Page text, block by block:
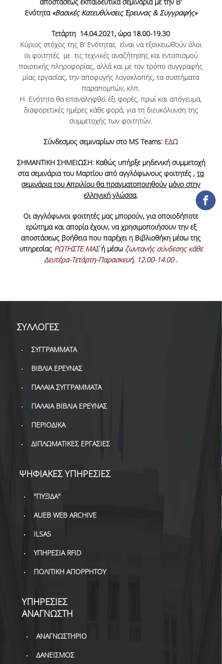
ΕΡΓΑ ΑΝΑΠΤΥΞΗΣ
ΣΥΛΛΟΓΕΣ
ΕΝΤΥΠΕΣ ΣΥΛΛΟΓΕΣ
ΨΗΦΙΑΚΕΣ ΠΗΓΕΣ
ΚΕΝΤΡΑ ΤΕΚΜΗΡΙΩΣΗΣ
Κ.Ε.Τ
ΟΟΣΑ
Π.Ο.Τ
ΥΠΗΡΕΣΙΕΣ
ΔΑΝΕΙΣΜΟΣ
ΔΙΑΔΑΝΕΙΣΜΟΣ
Ενότητα «Βασικές Κατευθύνσεις Έρευνας & Συγγραφής»
Τετάρτη 14.04.2021, ώρα 18.00-19.30
Κύριος στόχος της Β’ Ενότητας είναι να εξοικειωθούν όλοι
οι φοιτητές με τις τεχνικές αναζήτησης και εντοπισμού
ποιοτικής πληροφορίας, αλλά και με τον τρόπο συγγραφής
μίας εργασίας, την αποφυγής λογοκλοπής, τα συστήματα
παραπομπών, κλπ.
Η Ενότητα θα επαναληφθεί έξι φορές, πρωί και απόγευμα,
διαφορετικές ημέρες κάθε φορά, για τη διευκόλυνση της
συμμετοχής των φοιτητών.
Σύνδεσμος σεμιναρίων στο MS Teams: ΕΔΩ
ΣΗΜΑΝΤΙΚΗ ΣΗΜΕΙΩΣΗ: Καθώς υπήρξε μηδενική συμμετοχή
στα σεμινάρια του Μαρτίου από αγγλόφωνους φοιτητές ,τα
σεμινάρια του Απριλίου θα πραγματοποιηθούν μόνο στην
ελληνική γλώσσα.
Οι αγγλόφωνοι φοιτητές μας μπορούν, για οποιοδήποτε
ερώτημα και απορία έχουν, να χρησιμοποιήσουν την εξ
αποστάσεως βοήθεια που παρέχει η Βιβλιοθήκη μέσω της
υπηρεσίας ΡΩΤΗΣΤΕ ΜΑΣή μέσω ζωντανής σύνδεσης κάθε
Δευτέρα-Τετάρτη-Παρασκευή, 12.00-14.00.
ΣΥΛΛΟΓΕΣ
ΣΥΓΓΡΑΜΜΑΤΑ
ΒΙΒΛΙΑ ΕΡΕΥΝΑΣ
ΠΑΛΑΙΑ ΣΥΓΓΡΑΜΜΑΤΑ
ΠΑΛΑΙΑ ΒΙΒΛΙΑ ΕΡΕΥΝΑΣ
ΠΕΡΙΟΔΙΚΑ
ΔΙΠΛΩΜΑΤΙΚΕΣ ΕΡΓΑΣΙΕΣ
ΨΗΦΙΑΚΕΣ ΥΠΗΡΕΣΙΕΣ
"ΠΥΞΙΔΑ"
AUEB WEB ARCHIVE
ILSAS
ΥΠΗΡΕΣΙΑ RFID
ΠΟΛΙΤΙΚΗ ΑΠΟΡΡΗΤΟΥ
ΥΠΗΡΕΣΙΕΣ
ΑΝΑΓΝΩΣΤΗ
ΑΝΑΓΝΩΣΤΗΡΙΟ
ΔΑΝΕΙΣΜΟΣ